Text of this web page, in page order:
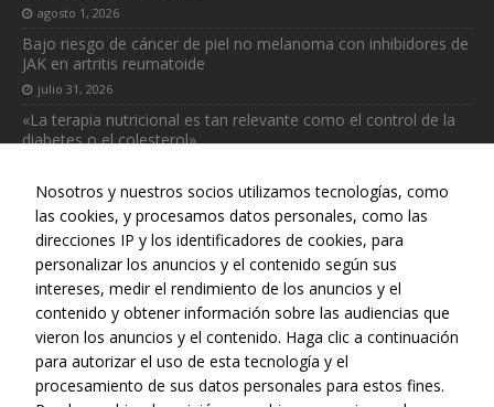
agosto 1, 2026
Bajo riesgo de cáncer de piel no melanoma con inhibidores de
JAK en artritis reumatoide
julio 31, 2026
«La terapia nutricional es tan relevante como el control de la
diabetes o el colesterol»
Web realizada con el patrocinio del Centro Español de Derechos
Reprográficos
Nosotros y nuestros socios utilizamos tecnologías, como
las cookies, y procesamos datos personales, como las
direcciones IP y los identificadores de cookies, para
personalizar los anuncios y el contenido según sus
intereses, medir el rendimiento de los anuncios y el
contenido y obtener información sobre las audiencias que
vieron los anuncios y el contenido. Haga clic a continuación
para autorizar el uso de esta tecnología y el
procesamiento de sus datos personales para estos fines.